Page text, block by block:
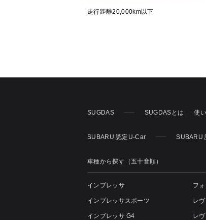
走行距離20,000km以下
SUGDAS SUGDASとは 使
SUBARU 認定U-Car SUBARU
車種から探す（五十音順）
インプレッサ
インプレッサスポーツ
インプレッサ G4
フ
レ
レ